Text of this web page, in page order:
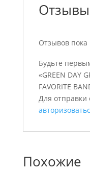
Отзывы
Отзывов пока
Будьте
«GREEN DAY
FAVORITE
Для отправки
Похожие